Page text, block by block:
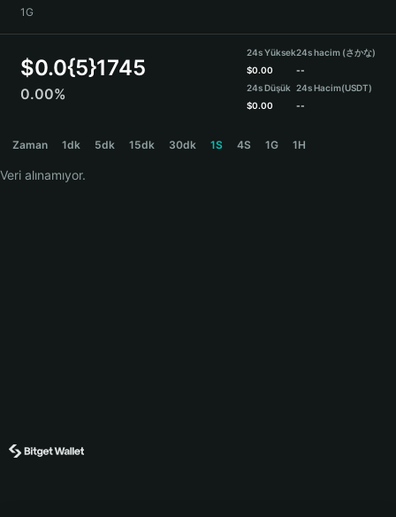
ภาษาไทย
हिन्दी
Español
Português (Brasil)
1G
$0.0{5}1745
0.00%
24s Yüksek
$0.00
24s Düşük
$0.00
24s hacim (さかな)
--
24s Hacim(USDT)
--
Zaman 1dk 5dk 15dk 30dk 1S 4S 1G 1H
Veri alınamıyor.